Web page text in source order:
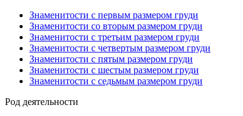
Знаменитости с первым размером груди
Знаменитости со вторым размером груди
Знаменитости с третьим размером груди
Знаменитости с четвертым размером груди
Знаменитости с пятым размером груди
Знаменитости с шестым размером груди
Знаменитости с седьмым размером груди
Род деятельности